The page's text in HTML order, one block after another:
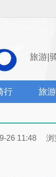
旅游|
行 旅游
26 11:48 浏